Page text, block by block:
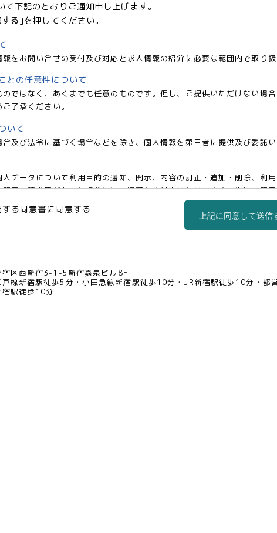
下記のとおりご通知申し上げます。
る｣を押してください。
をお問い合せの受付及び対応と求人情報の紹介に必要な範囲内で取り
との任意性について
ではなく、あくまでも任意のものです。但し、ご提供いただけない場
了承ください。
いて
及び法令に基づく場合などを除き、個人情報を第三者に提供及び委託
データについて利用目的の通知、開示、内容の訂正・追加・削除、利
開示の請求等があった場合には、遅滞なく対応いたいします。当社の
までお申し出ください。
る同意書に同意する 上記に同意して送信
宿区西新宿3-1-5新宿嘉泉ビル8F
線新宿駅徒歩5分 小田急線新宿駅徒歩10分 JR新宿駅徒歩10分
都
宿駅徒歩10分